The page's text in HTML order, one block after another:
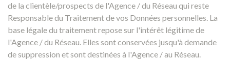
de la clientèle/prospects de l'Agence / du Réseau qui reste
Responsable du Traitement de vos Données personnelles. La
base légale du traitement repose sur l'intérêt légitime de
l'Agence / du Réseau. Elles sont conservées jusqu'à demande
de suppression et sont destinées à l'Agence / au Réseau.